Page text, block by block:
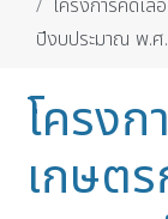
โครงการคัดเ
ปีงบประมาณ พ.
โครงก
เกษต